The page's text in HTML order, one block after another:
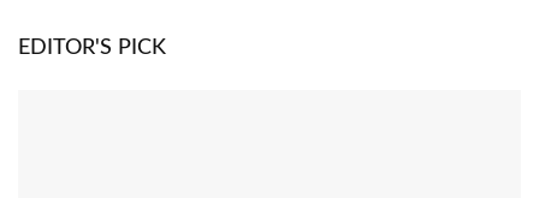
EDITOR'S PICK